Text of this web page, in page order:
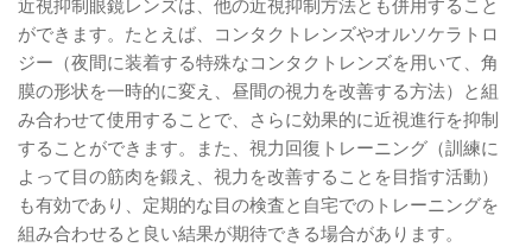
ができます。たとえば、コンタクトレンズやオルソケラトロ
ジー（夜間に装着する特殊なコンタクトレンズを用いて、角
膜の形状を一時的に変え、昼間の視力を改善する方法）と組
み合わせて使用することで、さらに効果的に近視進行を抑制
することができます。また、視力回復トレーニング（訓練に
よって目の筋肉を鍛え、視力を改善することを目指す活動）
も有効であり、定期的な目の検査と自宅でのトレーニングを
組み合わせると良い結果が期待できる場合があります。